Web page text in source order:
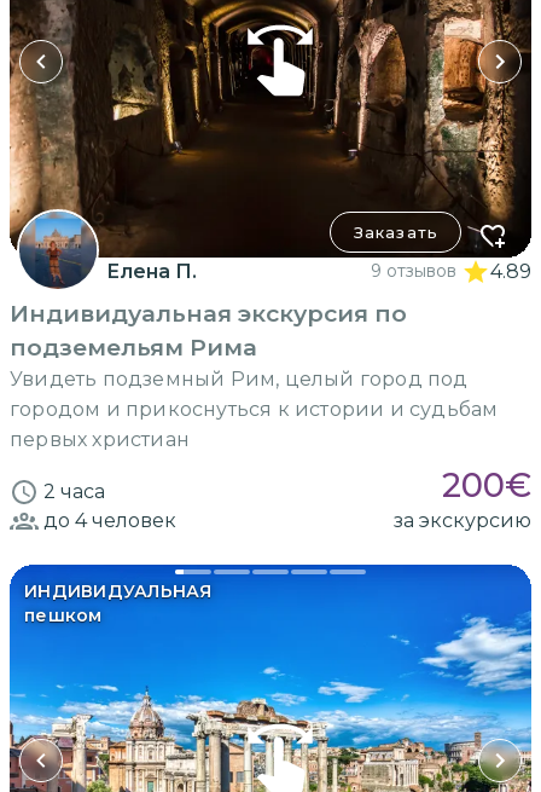
Заказать
Елена П. 9 отзывов 4.89
Индивидуальная экскурсия по
подземельям Рима
Увидеть подземный Рим, целый город под
городом и прикоснуться к истории и судьбам
первых христиан
2 часа 200€
до 4человек за экскурсию
ИНДИВИДУАЛЬНАЯ
пешком